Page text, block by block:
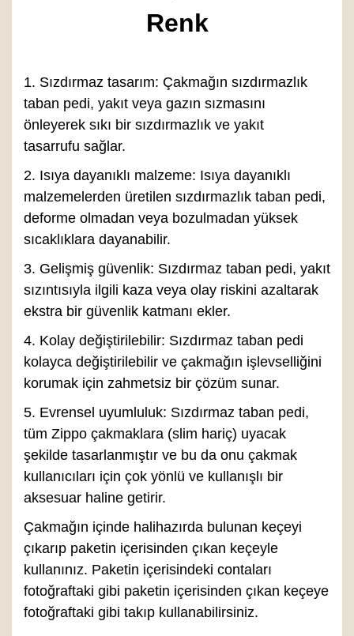
Renk
1. Sızdırmaz tasarım: Çakmağın sızdırmazlık
taban pedi, yakıt veya gazın sızmasını
önleyerek sıkı bir sızdırmazlık ve yakıt
tasarrufu sağlar.
2. Isıya dayanıklı malzeme: Isıya dayanıklı
malzemelerden üretilen sızdırmazlık taban pedi,
deforme olmadan veya bozulmadan yüksek
sıcaklıklara dayanabilir.
3. Gelişmiş güvenlik: Sızdırmaz taban pedi, yakıt
sızıntısıyla ilgili kaza veya olay riskini azaltarak
ekstra bir güvenlik katmanı ekler.
4. Kolay değiştirilebilir: Sızdırmaz taban pedi
kolayca değiştirilebilir ve çakmağın işlevselliğini
korumak için zahmetsiz bir çözüm sunar.
5. Evrensel uyumluluk: Sızdırmaz taban pedi,
tüm Zippo çakmaklara (slim hariç) uyacak
şekilde tasarlanmıştır ve bu da onu çakmak
kullanıcıları için çok yönlü ve kullanışlı bir
aksesuar haline getirir.
Çakmağın içinde halihazırda bulunan keçeyi
çıkarıp paketin içerisinden çıkan keçeyle
kullanınız. Paketin içerisindeki contaları
fotoğraftaki gibi paketin içerisinden çıkan keçeye
fotoğraftaki gibi takıp kullanabilirsiniz.